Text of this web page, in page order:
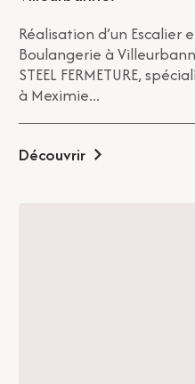
Réalisation d’un
Boulangerie à
STEEL FERMETURE,
à Meximie...
Découvrir